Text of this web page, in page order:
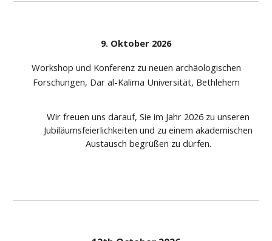
9. Oktober 2026
Workshop und Konferenz zu neuen archäologischen
Forschungen, Dar al-Kalima Universität, Bethlehem
Wir freuen uns darauf, Sie im Jahr 2026 zu unseren
Jubiläumsfeierlichkeiten und zu einem akademischen
Austausch begrüßen zu dürfen.